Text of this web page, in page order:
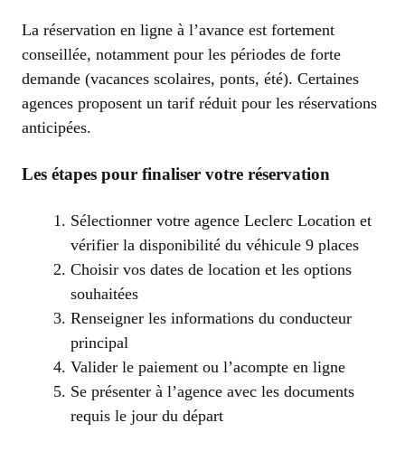
La réservation en ligne à l’avance est fortement
conseillée, notamment pour les périodes de forte
demande (vacances scolaires, ponts, été). Certaines
agences proposent un tarif réduit pour les réservations
anticipées.
Les étapes pour finaliser votre réservation
Sélectionner votre agence Leclerc Location et
vérifier la disponibilité du véhicule 9 places
Choisir vos dates de location et les options
souhaitées
Renseigner les informations du conducteur
principal
Valider le paiement ou l’acompte en ligne
Se présenter à l’agence avec les documents
requis le jour du départ